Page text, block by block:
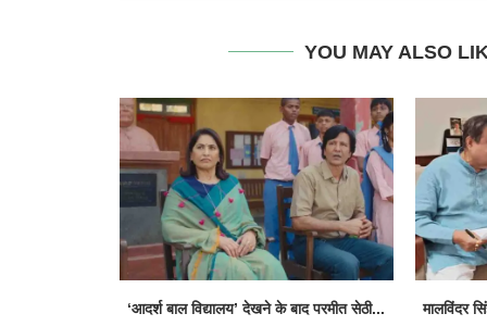
YOU MAY ALSO
‘आदर्श बाल विद्यालय’ देखने के बाद परमीत सेठी... मालविंदर